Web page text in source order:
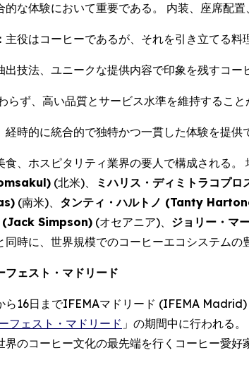
的な体験において重要である。 内装、座席配
主役はコーヒーであるが、それを引き立てる料
技法、ユニークな提供内容で印象を残すコー
らず、高い品質とサービス水準を維持すること
時的に統合的で独特かつ一貫した体験を提
、ホスピタリティ業界の要人で構成される。
) (北米)、 ミハリス・ディミトラコプロ
) (南米)、 タンティ・ハルトノ (Tanty
(Jack Simpson) (オセアニア)、 ジョリー・マ
時に、世界規模でのコーヒーエコシステムの
フェスト・マドリード
ら16日までIFEMAマドリード (IFEMA
フェスト・マドリード 」の期間中に行われる
のコーヒー文化の最先端を行くコーヒー愛好